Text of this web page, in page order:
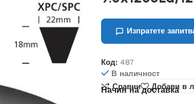
Изпратете
Код: 487
В наличност
Сравни
Добави в
Начин на доставка